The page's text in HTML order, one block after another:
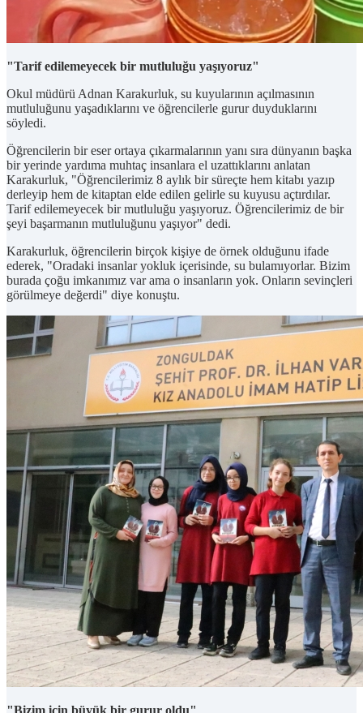
"Tarif edilemeyecek bir mutluluğu yaşıyoruz"
Okul müdürü Adnan Karakurluk, su kuyularının açılmasının
mutluluğunu yaşadıklarını ve öğrencilerle gurur duyduklarını
söyledi.
Öğrencilerin bir eser ortaya çıkarmalarının yanı sıra dünyanın başka
bir yerinde yardıma muhtaç insanlara el uzattıklarını anlatan
Karakurluk, "Öğrencilerimiz 8 aylık bir süreçte hem kitabı yazıp
derleyip hem de kitaptan elde edilen gelirle su kuyusu açtırdılar.
Tarif edilemeyecek bir mutluluğu yaşıyoruz. Öğrencilerimiz de bir
şeyi başarmanın mutluluğunu yaşıyor" dedi.
Karakurluk, öğrencilerin birçok kişiye de örnek olduğunu ifade
ederek, "Oradaki insanlar yokluk içerisinde, su bulamıyorlar. Bizim
burada çoğu imkanımız var ama o insanların yok. Onların sevinçleri
görülmeye değerdi" diye konuştu.
"Bizim için büyük bir gurur oldu"